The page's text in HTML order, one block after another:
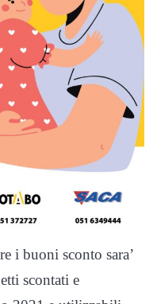
i buoni sconto sara’
scontati e